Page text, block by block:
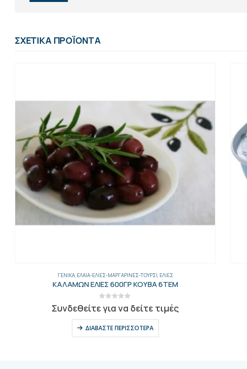
ΣΧΕΤΙΚΆ ΠΡΟΪΌΝΤΑ
ΓΕΝΙΚΑ, ΈΛΑΙΑ-ΕΛΙΈΣ-ΜΑΡΓΑΡΊΝΕΣ-ΤΟΥΡΣΊ, ΕΛΙΈΣ
ΚΑΛΑΜΩΝ ΕΛΙΕΣ 600ΓΡ ΚΟΥΒΑ 6ΤΕΜ
Συνδεθείτε για να δείτε τιμές
ΔΙΑΒΆΣΤΕ ΠΕΡΙΣΣΌΤΕΡΑ